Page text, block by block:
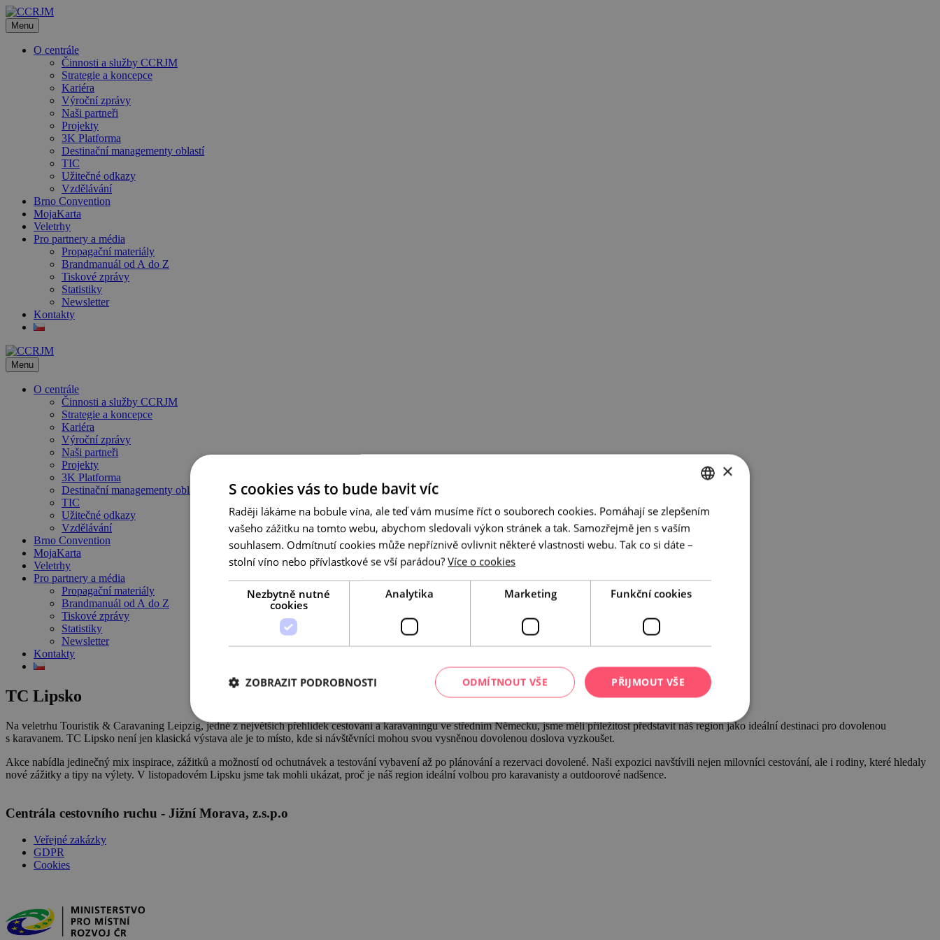
Přeskočit
na
obsah
Menu
O centrále
Činnosti a služby CCRJM
Strategie a koncepce
Kariéra
Výroční zprávy
Naši partneři
Projekty
3K Platforma
Destinační managementy oblastí
TIC
Užitečné odkazy
Vzdělávání
Brno Convention
MojaKarta
Veletrhy
Pro partnery a média
Propagační materiály
Brandmanuál od A do Z
Tiskové zprávy
Statistiky
Newsletter
Kontakty
Menu
O centrále
Činnosti a služby CCRJM
Strategie a koncepce
Kariéra
Výroční zprávy
Naši partneři
Projekty
3K Platforma
Destinační managementy oblastí
TIC
Užitečné odkazy
Vzdělávání
Brno Convention
MojaKarta
Veletrhy
Pro partnery a média
Propagační materiály
Brandmanuál od A do Z
Tiskové zprávy
Statistiky
Newsletter
Kontakty
TC Lipsko
Na veletrhu Touristik & Caravaning Leipzig, jedné z největších přehlídek cestování a karavaningu ve středním Německu, jsme měli příležitost představit náš region jako ideální destinaci pro dovolenou
s karavanem. TC Lipsko není jen klasická výstava ale je to místo, kde si návštěvníci mohou svou vysněnou dovolenou doslova vyzkoušet.
Akce nabídla jedinečný mix inspirace, zážitků a možností od ochutnávek a testování vybavení až po plánování a rezervaci dovolené. Naši expozici navštívili nejen milovníci cestování, ale i rodiny, které hledaly
nové zážitky a tipy na výlety. V listopadovém Lipsku jsme tak mohli ukázat, proč je náš region ideální volbou pro karavanisty a outdoorové nadšence.
Centrála cestovního ruchu - Jižní Morava, z.s.p.o
Veřejné zakázky
GDPR
Cookies
CZECH
×
S cookies vás to bude bavit víc
Raději lákáme na bobule vína, ale teď vám musíme říct o souborech cookies. Pomáhají se zlepšením
vašeho zážitku na tomto webu, abychom sledovali výkon stránek a tak. Samozřejmě jen s vaším
souhlasem. Odmítnutí cookies může nepříznivě ovlivnit některé vlastnosti webu. Tak co si dáte –
stolní víno nebo přívlastkové se vší parádou? Více o cookies
Nezbytně nutné
cookies
Analytika Marketing Funkční cookies
PŘIJMOUT VŠE
ODMÍTNOUT VŠE
ZOBRAZIT PODROBNOSTI